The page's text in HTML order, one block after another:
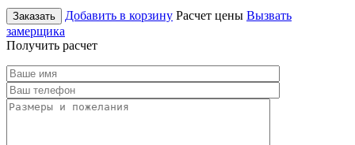
Заказать Добавить в корзину Расчет цены Вызвать
замерщика
Получить расчет